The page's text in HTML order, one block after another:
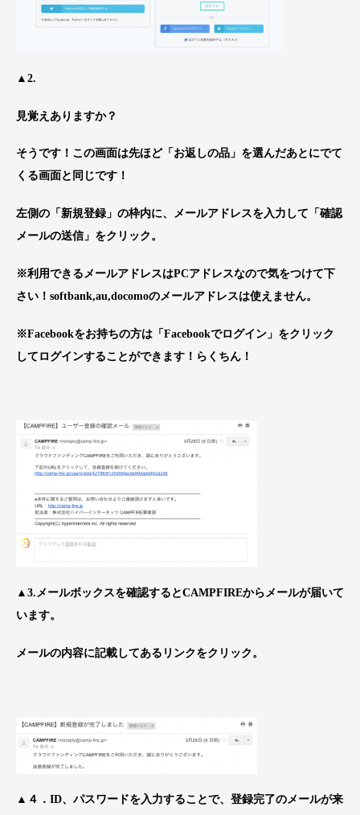
▲2.
見覚えありますか？
そうです！この画面は先ほど「お返しの品」を選んだあとにでて
くる画面と同じです！
左側の「新規登録」の枠内に、メールアドレスを入力して「確認
メールの送信」をクリック。
※利用できるメールアドレスはPCアドレスなので気をつけて下
さい！softbank,au,docomoのメールアドレスは使えません。
※Facebookをお持ちの方は「Facebookでログイン」をクリック
してログインすることができます！らくちん！
▲3.メールボックスを確認するとCAMPFIREからメールが届いて
います。
メールの内容に記載してあるリンクをクリック。
▲４．ID、パスワードを入力することで、登録完了のメールが来